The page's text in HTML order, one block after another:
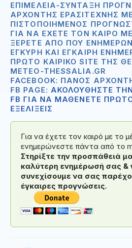
ΕΠΙΜΈΛΕΙΑ-ΣΎΝΤΑΞΗ
ΑΡΧΟΝΤΉΣ ΕΡΑΣΙΤΈΧΝΗΣ
ΠΙΣΤΟΠΟΙΗΜΈΝΟΣ
ΓΙΑ ΝΑ ΈΧΕΤΕ ΤΟΝ ΚΑΙΡΌ
ΞΈΡΕΤΕ ΑΠΟ ΠΟΥ
ΈΓΚΥΡΗ ΚΑΙ ΈΓΚΑΙΡΗ
ΠΡΏΤΟ ΚΑΙΡΙΚΌ SITE ΤΗΣ
METEO-THESSALIA.GR
FACEBOOK: ΠΆΝΟΣ
FB PAGE: ΑΚΟΛΟΥΘΗΣΤΕ
FB ΓΙΑ ΝΑ ΜΑΘΕΝΕΤΕ
ΕΞΕΛΙΞΕΙΣ
Για να έχετε τον καιρό με το
ενημερώνεστε πάντα από το
Στηρίξτε την προσπάθειά
καλύτερη ενημέρωσή σας &
συνεχίσουμε να σας
έγκαιρες προγνώσεις.